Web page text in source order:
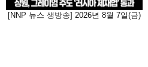
[NNP 뉴스 생방송] 2026년 8월 7일(금)